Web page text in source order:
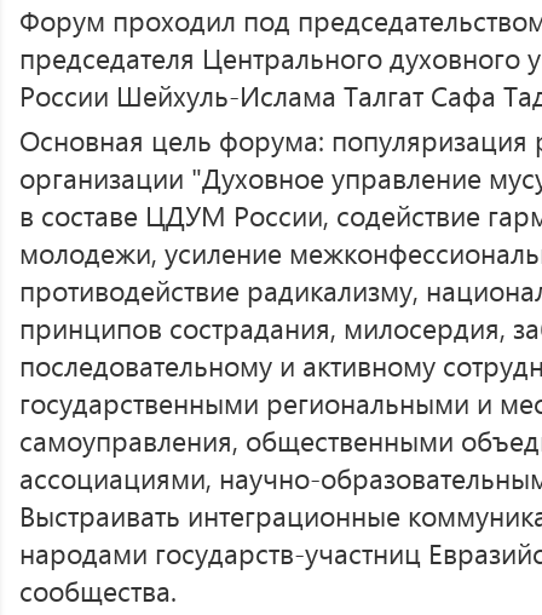
Форум проходил под
председателя Центрального духовного
России Шейхуль-Ислама Талгат Сафа
Основная цель форума: популяризация
организации "Духовное управление
в составе ЦДУМ России, содействие
молодежи, усиление
противодействие радикализму,
принципов сострадания, милосердия,
последовательному и активному
государственными региональными и
самоуправления, общественными
ассоциациями, научно-
Выстраивать интеграционные
народами государств-участниц
сообщества.